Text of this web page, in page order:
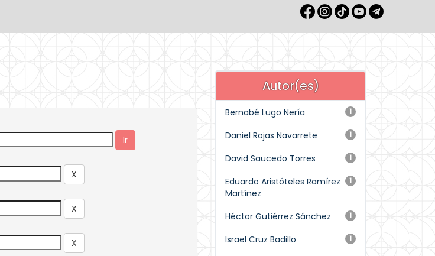
Autor(es)
1
Bernabé Lugo Nería
1
Daniel Rojas Navarrete
1
David Saucedo Torres
1
Eduardo Aristóteles Ramírez
Martínez
1
Héctor Gutiérrez Sánchez
1
Israel Cruz Badillo